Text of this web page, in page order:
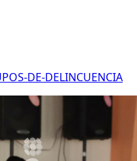
DE-DELINCUENCIA